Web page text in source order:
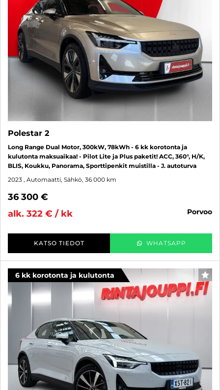
Polestar 2
Long Range Dual Motor, 300kW, 78kWh - 6 kk korotonta ja
kulutonta maksuaikaa! - Pilot Lite ja Plus paketit! ACC, 360°, H/K,
BLIS, Koukku, Panorama, Sporttipenkit muistilla - J. autoturva
2023 , Automaatti, Sähkö, 36 000 km
36 300 €
alk. 322 € / kk
porvoo
KATSO TIEDOT WHATSAPP
6 kk korotonta ja kulutonta